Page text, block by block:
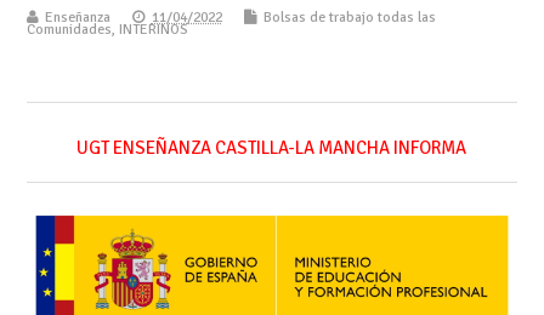
Enseñanza 11/04/2022 Bolsas de trabajo todas las
Comunidades, INTERINOS
UGT ENSEÑANZA CASTILLA-LA MANCHA INFORMA